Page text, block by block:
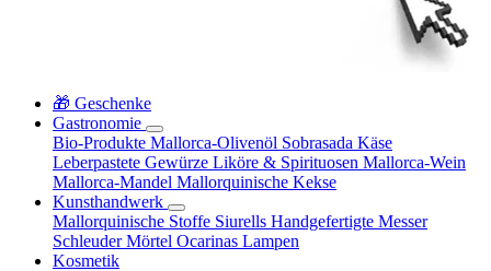
🎁 Geschenke
Gastronomie
Bio-Produkte Mallorca-Olivenöl Sobrasada Käse
Leberpastete Gewürze Liköre & Spirituosen Mallorca-Wein
Mallorca-Mandel Mallorquinische Kekse
Kunsthandwerk
Mallorquinische Stoffe Siurells Handgefertigte Messer
SchleuderMörtel Ocarinas Lampen
Kosmetik